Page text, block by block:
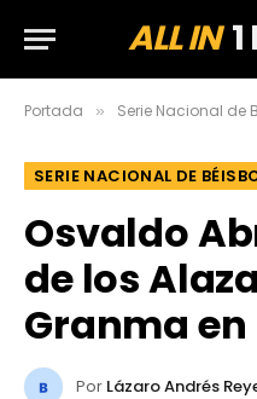
ALL IN
Portada » Serie Nacional de
SERIE NACIONAL DE
Osvaldo
de los
Granma en
Por Lázaro Andrés